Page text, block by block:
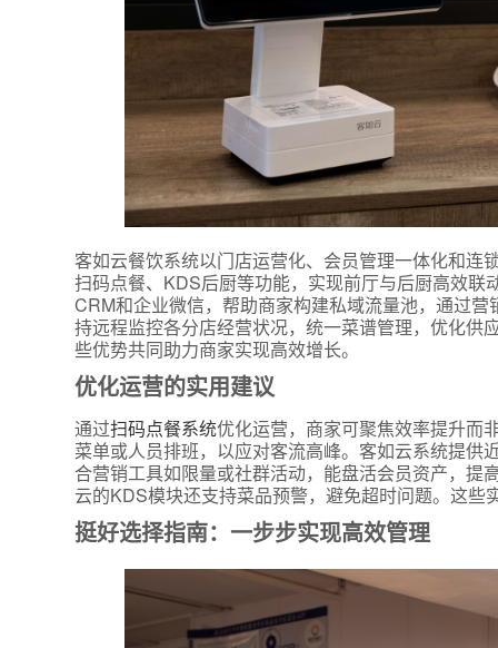
客如云餐饮系统以门店运营化、会员管理一体化和
扫码点餐、KDS后厨等功能，实现前厅与后厨高效
CRM和企业微信，帮助商家构建私域流量池，通过
持远程监控各分店经营状况，统一菜谱管理，优化
些优势共同助力商家实现高效增长。
优化运营的实用建议
通过扫码点餐系统优化运营，商家可聚焦效率提升而
菜单或人员排班，以应对客流高峰。客如云系统提
合营销工具如限量或社群活动，能盘活会员资产，
云的KDS模块还支持菜品预警，避免超时问题。这
挺好选择指南：一步步实现高效管理
+86
*所属
*我的